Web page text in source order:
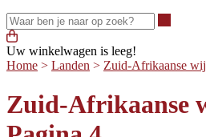
Uw winkelwagen is leeg!
Home > Landen > Zuid-Afrikaanse
Zuid-Afrikaanse